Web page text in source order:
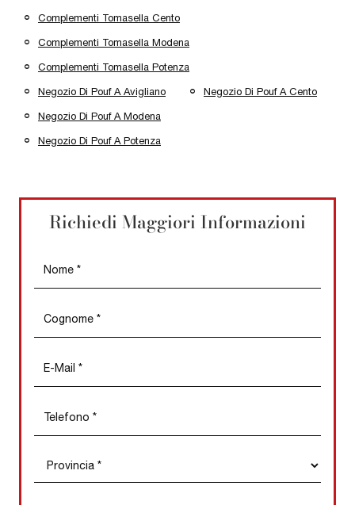
Complementi Tomasella Cento
Complementi Tomasella Modena
Complementi Tomasella Potenza
Negozio Di Pouf A Avigliano Negozio Di Pouf A Cento
Negozio Di Pouf A Modena
Negozio Di Pouf A Potenza
Richiedi Maggiori Informazioni